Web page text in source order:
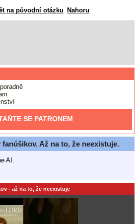
na původní otázku Nahoru
SE PATRONEM
Až na to, že neexistuje.
AI.
- až na to, že neexistuje